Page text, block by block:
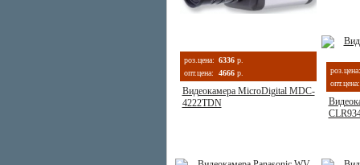
роз.цена: 6336 р.
опт.цена:
4666 р.
Видеокамера MicroDigital MDC-
4222TDN
роз.цена:
опт.цена: